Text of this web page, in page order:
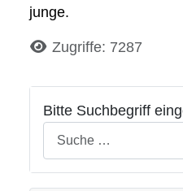
Bitte Suchbegriff
junge.
DetailsZugriffe: 7287